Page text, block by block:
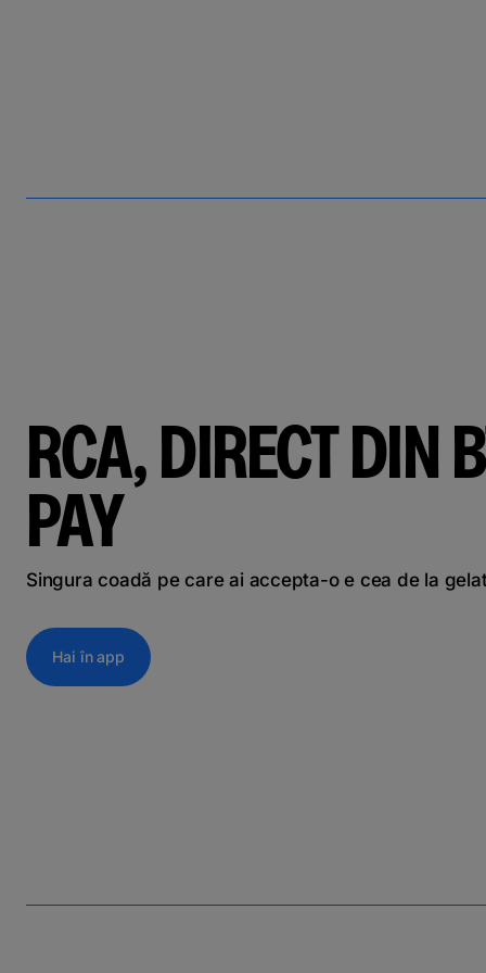
RCA, DIRECT DIN
PAY
Singura coadă pe care ai accepta-o e cea de la
Hai în app